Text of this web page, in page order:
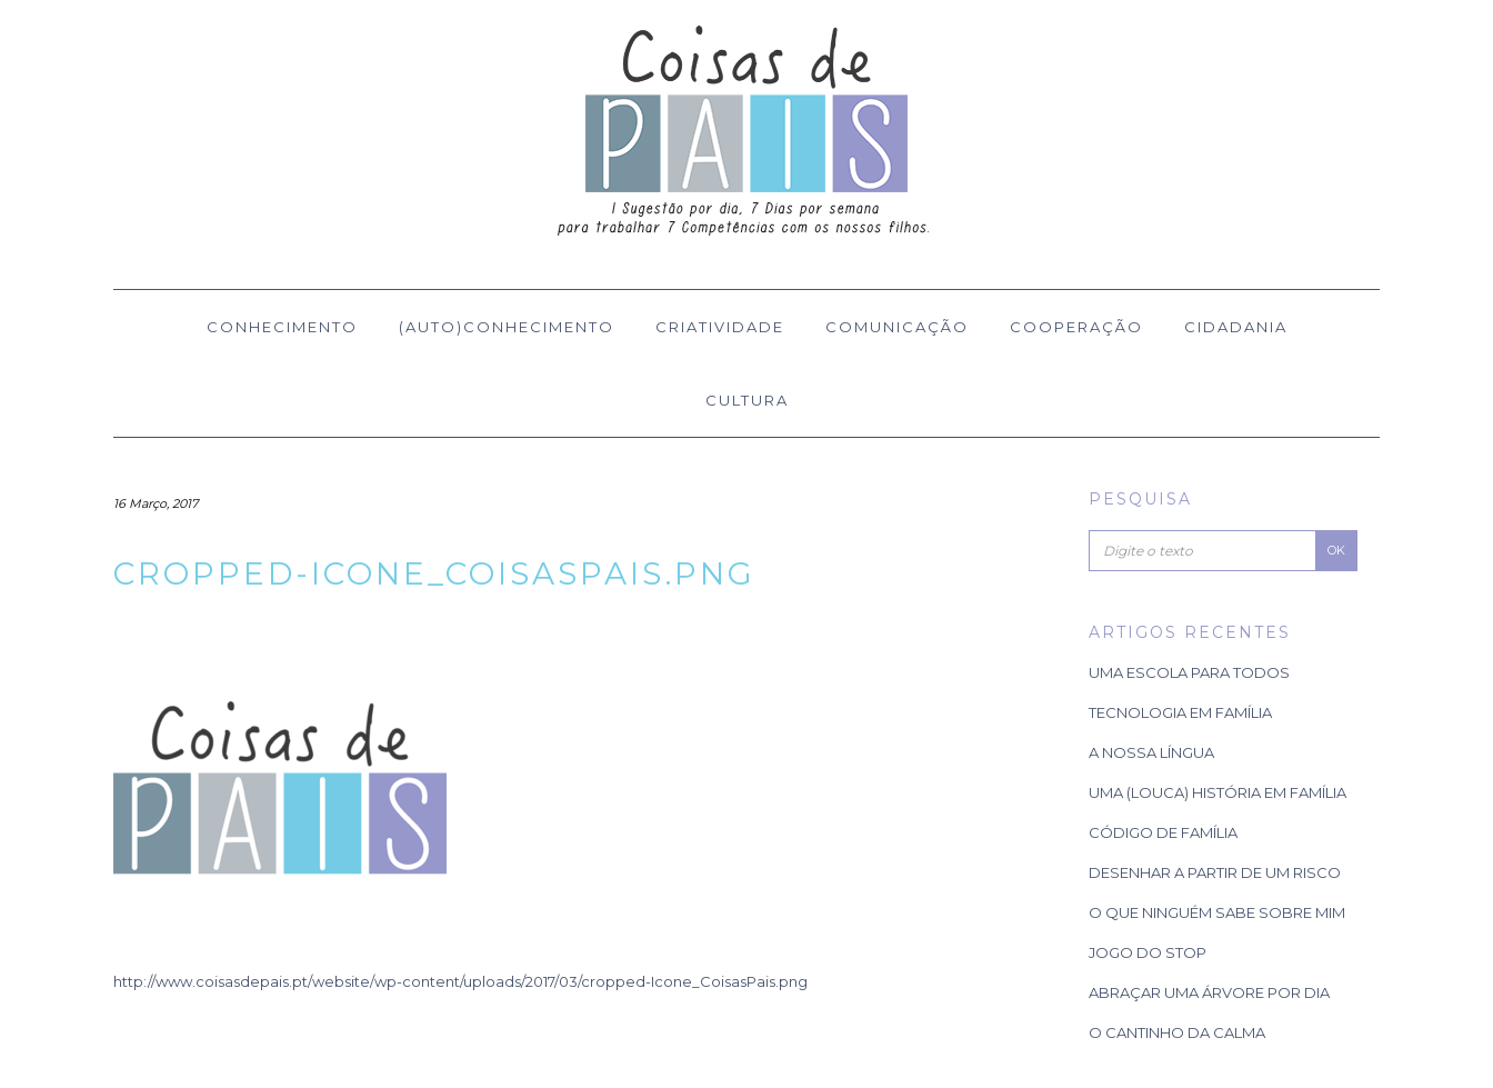
CONHECIMENTO (AUTO)CONHECIMENTO CRIATIVIDADE COMUNICAÇÃO COOPERAÇÃO CIDADANIA
CULTURA
16 Março, 2017
CROPPED-ICONE_COISASPAIS.PNG
http://www.coisasdepais.pt/website/wp-content/uploads/2017/03/cropped-Icone_CoisasPais.png
PESQUISA
OK
ARTIGOS RECENTES
UMA ESCOLA PARA TODOS
TECNOLOGIA EM FAMÍLIA
A NOSSA LÍNGUA
UMA (LOUCA) HISTÓRIA EM FAMÍLIA
CÓDIGO DE FAMÍLIA
DESENHAR A PARTIR DE UM RISCO
O QUE NINGUÉM SABE SOBRE MIM
JOGO DO STOP
ABRAÇAR UMA ÁRVORE POR DIA
O CANTINHO DA CALMA